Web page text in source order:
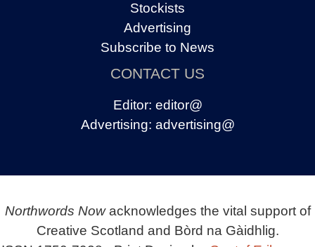
Stockists
Advertising
Subscribe to News
CONTACT US
Editor: editor@
Advertising: advertising@
Northwords Nowacknowledges the vital support of
Creative Scotland and Bòrd na Gàidhlig.